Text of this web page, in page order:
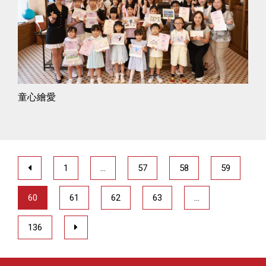
童心繪愛
1 … 57 58 59
60 61 62 63 …
136